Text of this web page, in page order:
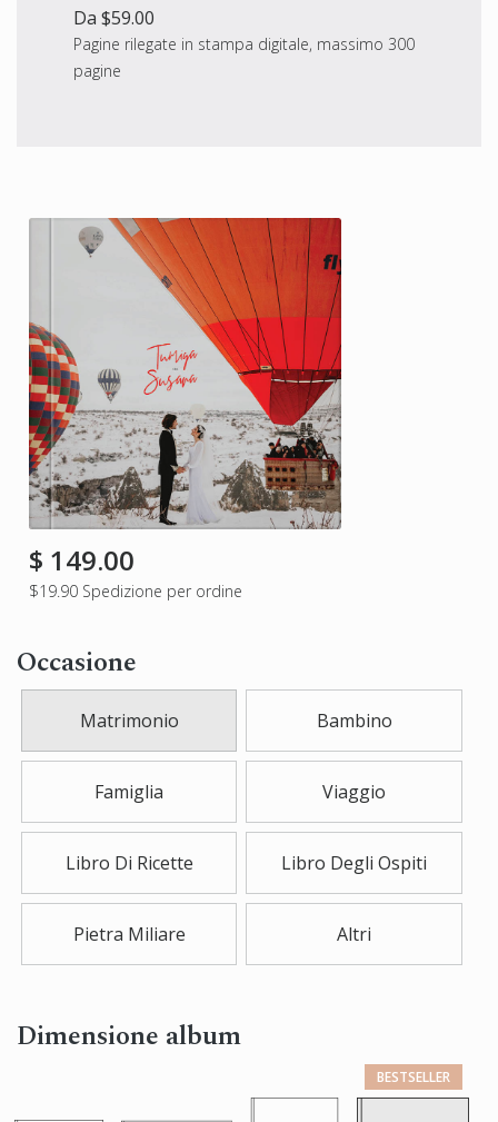
Da $59.00
Pagine rilegate in stampa digitale, massimo 300
pagine
$ 149.00
$19.90 Spedizione per ordine
Occasione
Matrimonio Bambino
Famiglia Viaggio
Libro Di Ricette Libro Degli Ospiti
Pietra Miliare Altri
Dimensione album